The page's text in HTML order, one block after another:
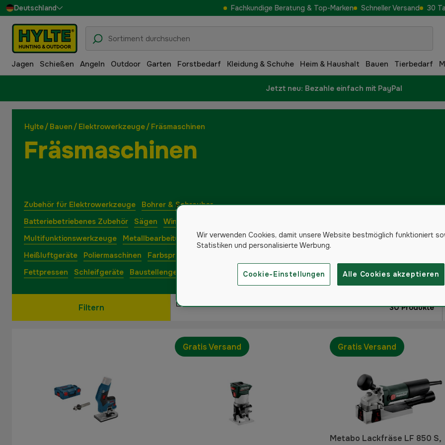
Deutschland
Sverige
Danmark
Suomi
Fachkundige Beratung & Top-Marken Schneller Versand 30
Jagen Schießen Angeln Outdoor Garten Forstbedarf Kleidung & Schuhe Heim & Haushalt Bauen Tierbedarf
Jetzt neu: Bezahle einfach mit PayPal
Hylte/ Bauen / Elektrowerkzeuge/ Fräsmaschinen
Fräsmaschinen
Zubehör für Elektrowerkzeuge
Bohrer & Schrauber
Batteriebetriebenes Zubehör
Sägen Winkelschleifer
Multifunktionswerkzeuge
Metallbearbeitung Maschinen-Sets Elektrohobel
Heißluftgeräte
Poliermaschinen
Farbspritz- & Kartuschenpistolen
Fettpressen
Schleifgeräte Baustellengeräte & Ausrüstung
Filtern 30Produkte
Gratis Versand
Metabo Lackfräse LF 850 S,
Gratis Versand
Wir verwenden Cookies, damit unsere Website bestmöglich funktioniert
Statistiken und personalisierte Werbung.
Cookie-Einstellungen Alle Cookies akzeptieren